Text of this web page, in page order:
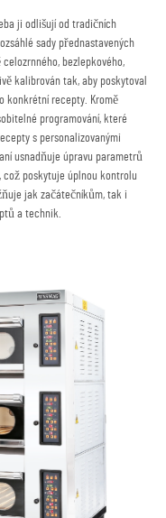
ji odlišují od tradičních
sady přednastavených
bezlepkového,
kalibrován tak, aby poskytoval
konkrétní recepty. Kromě
programování, které
s personalizovanými
usnadňuje úpravu parametrů
což poskytuje úplnou kontrolu
jak začátečníkům, tak i
a technik.